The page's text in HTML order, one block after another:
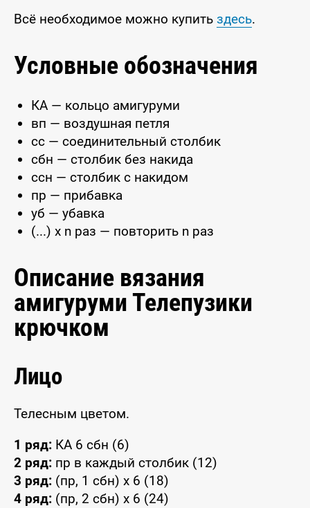
Всё необходимое можно купить здесь.
Условные обозначения
КА — кольцо амигуруми
вп — воздушная петля
сс — соединительный столбик
сбн — столбик без накида
ссн — столбик с накидом
пр — прибавка
уб — убавка
(...) x n раз — повторить n раз
Описание вязания
амигуруми Телепузики
крючком
Лицо
Телесным цветом.
1 ряд: КА 6 сбн (6)
2 ряд: пр в каждый столбик (12)
3 ряд: (пр, 1 сбн) x 6 (18)
4 ряд: (пр, 2 сбн) x 6 (24)